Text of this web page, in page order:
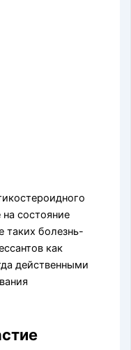
состояние
таких болезнь-
как
действенными